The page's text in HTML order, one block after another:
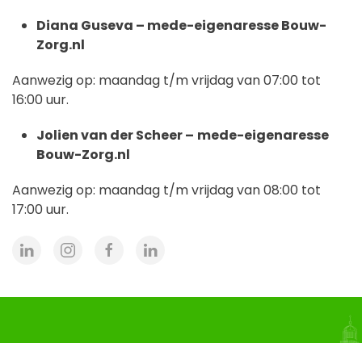
Diana Guseva – mede-eigenaresse Bouw-
Zorg.nl
Aanwezig op: maandag t/m vrijdag van 07:00 tot
16:00 uur.
Jolien van der Scheer – mede-eigenaresse
Bouw-Zorg.nl
Aanwezig op: maandag t/m vrijdag van 08:00 tot
17:00 uur.